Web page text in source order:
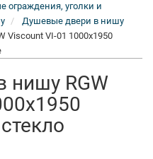
ограждения, уголки и
Душевые двери в нишу
Viscount VI-01 1000х1950
нишу RGW